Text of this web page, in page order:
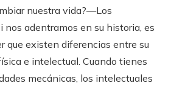
nuestra vida?—Los
nos adentramos en su historia, es
que existen diferencias entre su
e intelectual. Cuando tienes
mecánicas, los intelectuales